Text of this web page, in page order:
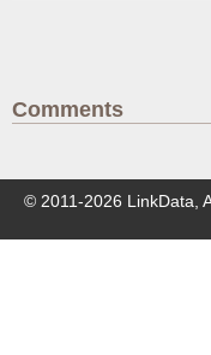
Comments
© 2011-2026 LinkData,